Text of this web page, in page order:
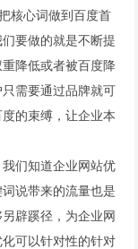
核心词做到百度首
要做的就是不断提
降低或者被百度降
需要通过品牌就可
的束缚，让企业本
们知道企业网站优
说带来的流量也是
辟蹊径，为企业网
可以针对性的针对